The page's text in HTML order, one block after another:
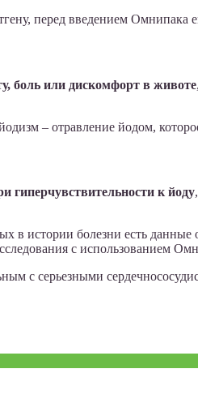
перед введением Омнипака
боль или дискомфорт в животе
– отравление йодом,
гиперчувствительности к йоду
истории болезни есть данные
с использованием
с серьезными